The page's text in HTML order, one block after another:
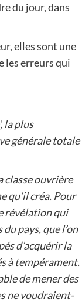
du jour, dans
elles sont une
les erreurs qui
la plus
générale totale
classe ouvrière
qu’il créa. Pour
révélation qui
pays, que l’on
d’acquérir la
à tempérament.
de mener des
ne voudraient-